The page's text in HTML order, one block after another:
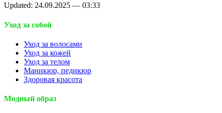
Updated: 24.09.2025 — 03:33
Уход за собой
Уход за волосами
Уход за кожей
Уход за телом
Маникюр, педикюр
Здоровая красота
Модный образ